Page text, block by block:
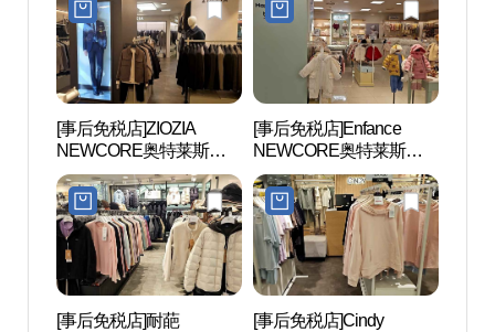
[事后免税店]ZIOZIA
NEWCORE奥特莱斯坪
村店 (지오지아 뉴코아아
울렛 평촌점)
[事后免税店]Enfance
NEWCORE奥特莱斯坪
村店 (앙팡스 뉴코아아울
렛 평촌점)
[事后免税店]耐葩
[事后免税店]Cindy